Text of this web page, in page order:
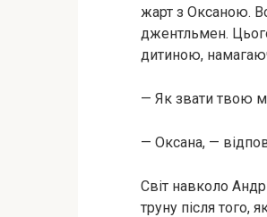
жарт з Оксаною.
джентльмен.
дитиною,
— Як звати твою
— Оксана, —
Світ навколо
труну після того,